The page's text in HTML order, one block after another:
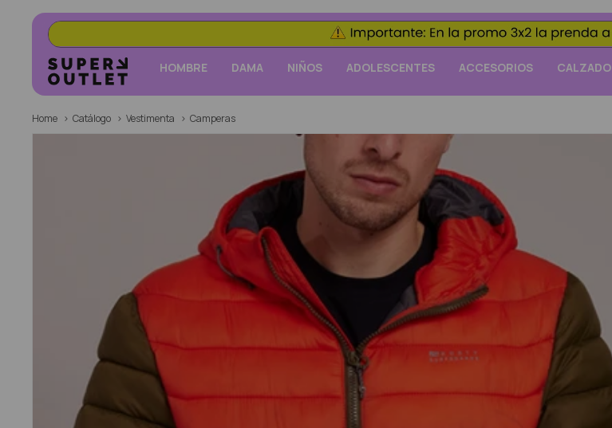
HOMBRE DAMA NIÑOS ADOLESCENTES ACCESORIOS CALZADO
Home Catálogo Vestimenta Camperas